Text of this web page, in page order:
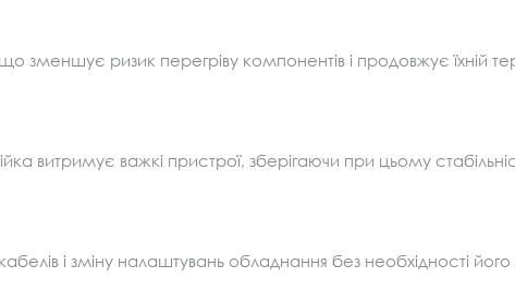
зменшує ризик перегріву компонентів і продовжує їхній
витримує важкі пристрої, зберігаючи при цьому
і зміну налаштувань обладнання без необхідності